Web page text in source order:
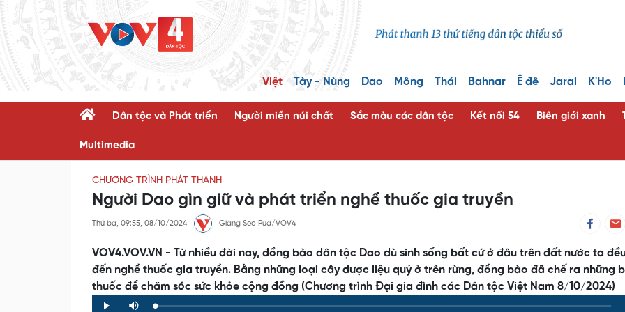
Việt Tày - Nùng Dao Mông Thái Bahnar Ê đê Jarai K'Ho
Dân tộc và Phát triển Người miền núi chất Sắc màu các dân tộc Kết nối 54 Biên giới xanh
Multimedia
CHƯƠNG TRÌNH PHÁT THANH
Người Dao gìn giữ và phát triển nghề thuốc gia truyền
Thứ ba, 09:55, 08/10/2024 Giàng Seo Pùa/VOV4
VOV4.VOV.VN - Từ nhiều đời nay, đồng bào dân tộc Dao dù sinh sống bất cứ ở đâu trên đất nước ta
đến nghề thuốc gia truyền. Bằng những loại cây dược liệu quý ở trên rừng, đồng bào đã chế ra những
thuốc để chăm sóc sức khỏe cộng đồng (Chương trình Đại gia đình các Dân tộc Việt Nam 8/10/2024)
Play Mute Loaded:
Progress: